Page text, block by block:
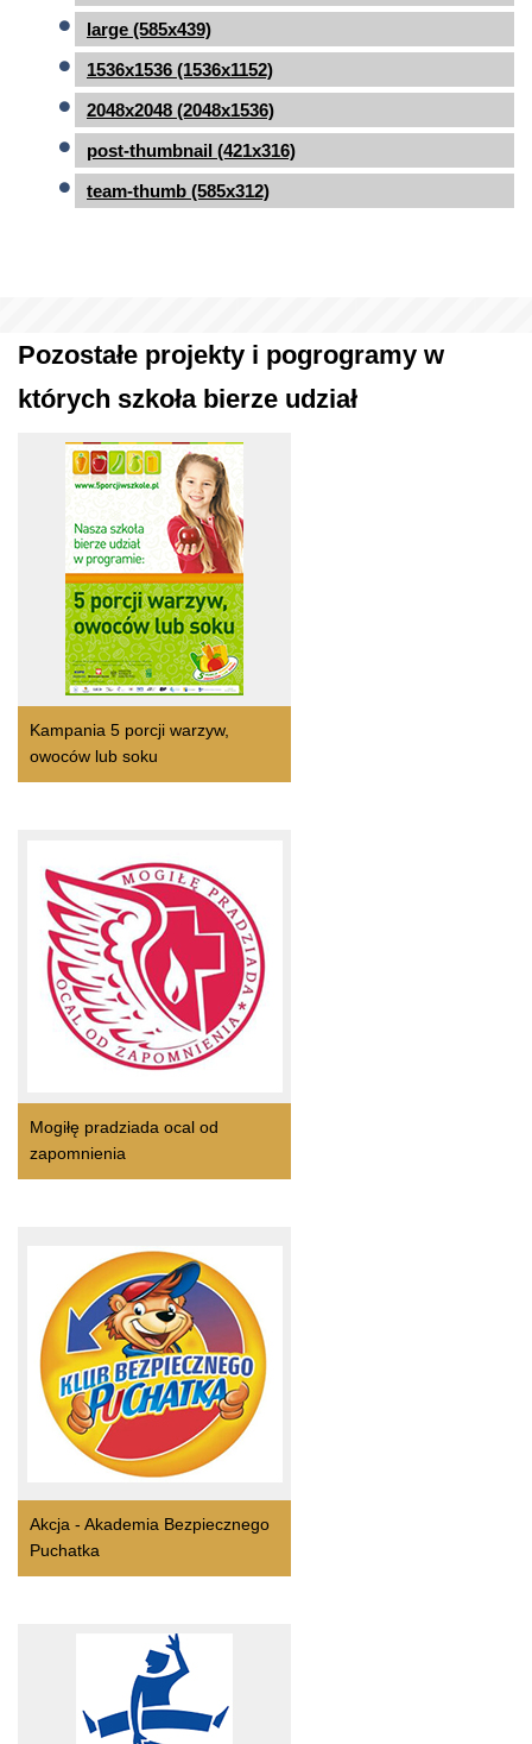
large (585x439)
1536x1536 (1536x1152)
2048x2048 (2048x1536)
post-thumbnail (421x316)
team-thumb (585x312)
Pozostałe projekty i pogrogramy w
których szkoła bierze udział
Kampania 5 porcji warzyw,
owoców lub soku
Mogiłę pradziada ocal od
zapomnienia
Akcja - Akademia Bezpiecznego
Puchatka